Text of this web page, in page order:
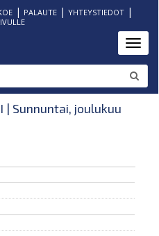
| PALAUTE| YHTEYSTIEDOT|
| Sunnuntai, joulukuu